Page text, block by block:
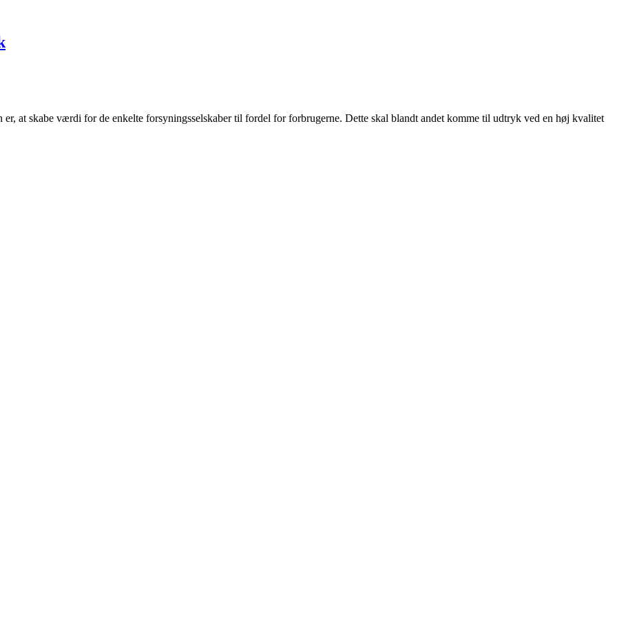
at skabe værdi for de enkelte forsyningsselskaber til fordel for forbrugerne. Dette skal blandt andet komme til udtryk ved en høj kvalitet